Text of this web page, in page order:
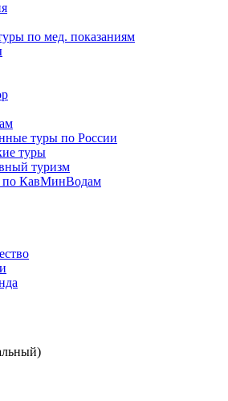
по мед. показаниям
туры по России
туры
туризм
по КавМинВодам